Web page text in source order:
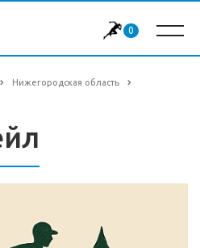
0
Нижегородская область